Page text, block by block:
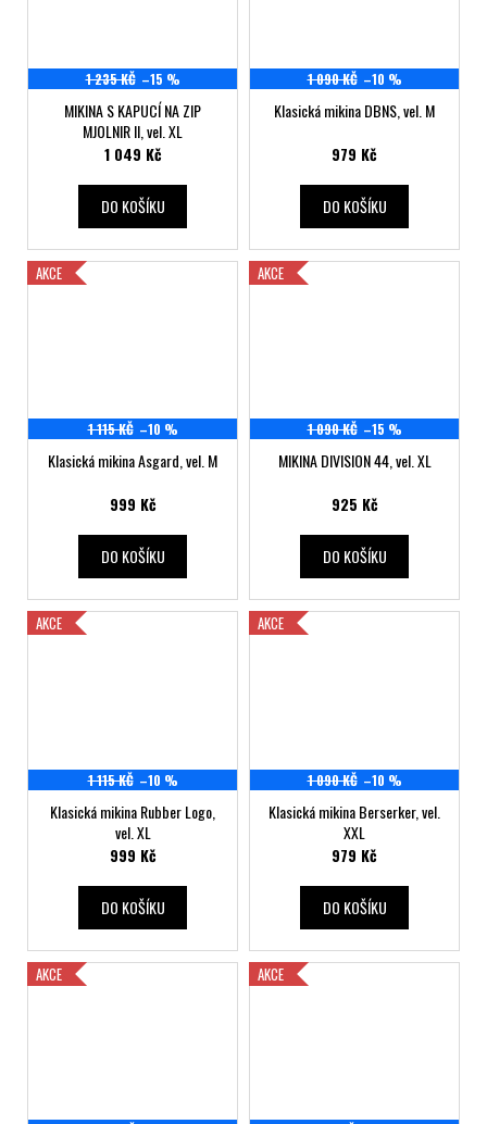
1 235 KČ –15 %
MIKINA S KAPUCÍ NA ZIP
MJOLNIR II, vel. XL
1 049 Kč
DO KOŠÍKU
1 090 KČ –10 %
Klasická mikina DBNS, vel. M
979 Kč
DO KOŠÍKU
AKCE
1 115 KČ –10 %
Klasická mikina Asgard, vel. M
999 Kč
DO KOŠÍKU
AKCE
1 090 KČ –15 %
MIKINA DIVISION 44, vel. XL
925 Kč
DO KOŠÍKU
AKCE
1 115 KČ –10 %
Klasická mikina Rubber Logo,
vel. XL
999 Kč
DO KOŠÍKU
AKCE
1 090 KČ –10 %
Klasická mikina Berserker, vel.
XXL
979 Kč
DO KOŠÍKU
AKCE AKCE